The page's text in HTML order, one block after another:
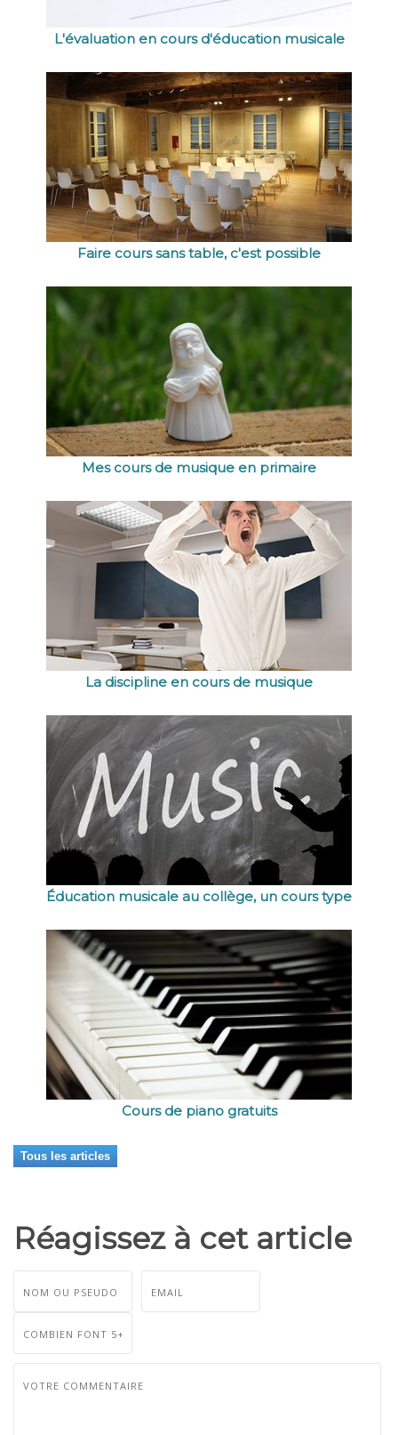
L'évaluation en cours d'éducation musicale
Faire cours sans table, c'est possible
Mes cours de musique en primaire
La discipline en cours de musique
Éducation musicale au collège, un cours type
Cours de piano gratuits
Tous les articles
Réagissez à cet article